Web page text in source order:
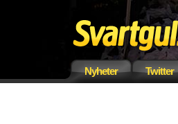
Nyheter Twitter